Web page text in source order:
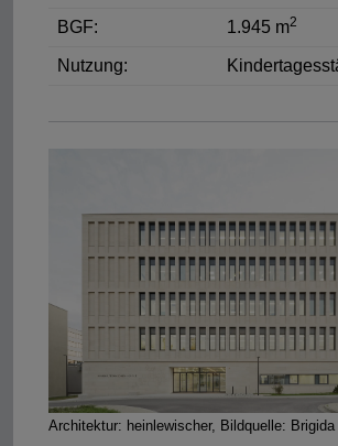
BGF: 1.945 m2
Nutzung:
Architektur: heinlewischer, Bildquelle: Brigida